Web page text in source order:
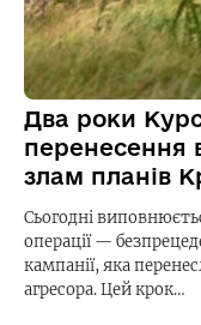
Два роки
перенесення
злам планів
Сьогодні
операції —
кампанії, яка
агресора. Цей крок…